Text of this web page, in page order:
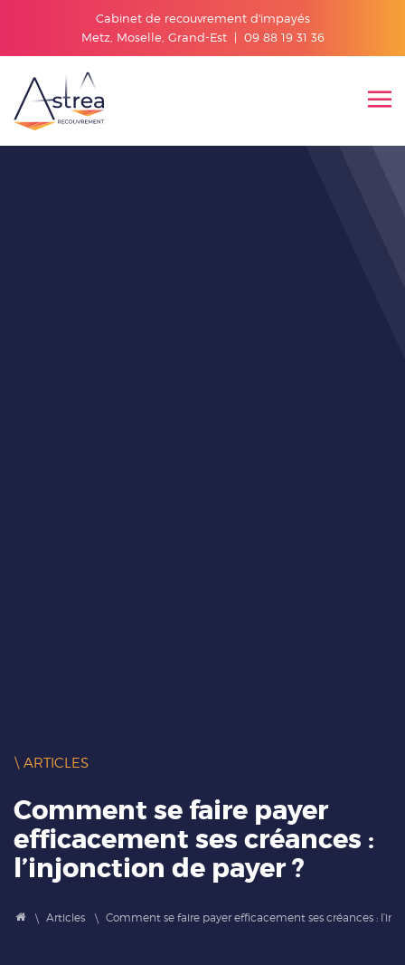
Cabinet de recouvrement d'impayés
Metz, Moselle, Grand-Est | 09 88 19 31 36
\ ARTICLES
Comment se faire payer
efficacement ses créances :
l’injonction de payer ?
Articles Comment se faire payer efficacement ses créances :